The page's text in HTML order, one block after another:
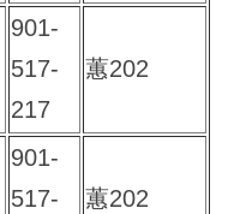
901-
517-
217
蕙202
901-
517-
蕙202